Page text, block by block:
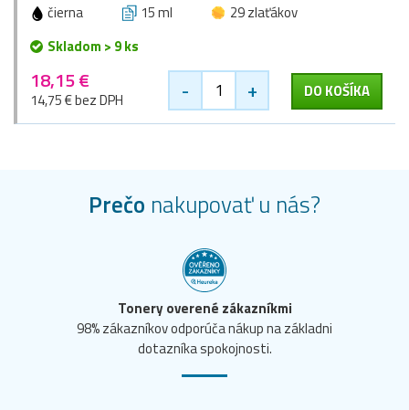
čierna 15 ml
29 zlaťákov
Skladom > 9 ks
18,15 €
14,75 € bez DPH - + DO KOŠÍKA
Prečo nakupovať u nás?
Tonery overené zákazníkmi
98% zákazníkov odporúča nákup na základni
dotazníka spokojnosti.